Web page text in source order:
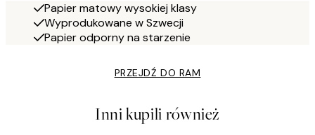
Papier matowy wysokiej klasy
Wyprodukowane w Szwecji
Papier odporny na starzenie
PRZEJDŹ DO RAM
Inni kupili również